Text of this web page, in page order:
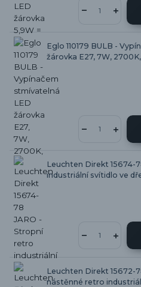
Eglo 110179 BULB -
žárovka E27, 7W,
Leuchten Direkt 15674-
industriální svítidlo ve
Leuchten Direkt 15672-
nástěnné retro